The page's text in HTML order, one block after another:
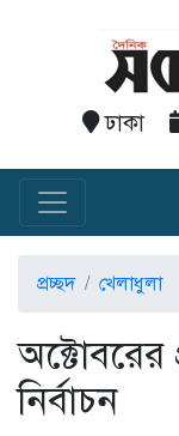
ঢাকা
প্রচ্ছদ খেলাধুলা
অক্টোবরের
নির্বাচন